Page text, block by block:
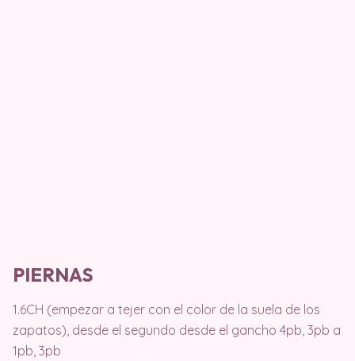
PIERNAS
1.6CH (empezar a tejer con el color de la suela de los
zapatos), desde el segundo desde el gancho 4pb, 3pb a
1pb, 3pb